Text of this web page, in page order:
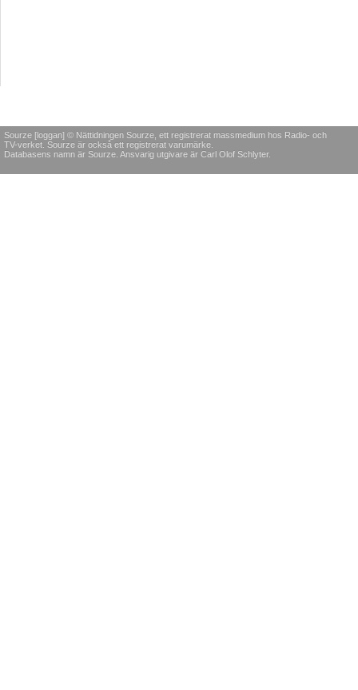
Sourze [loggan] © Nättidningen Sourze, ett registrerat massmedium hos Radio- och
TV-verket. Sourze är också ett registrerat varumärke.
Databasens namn är Sourze. Ansvarig utgivare är Carl Olof Schlyter.